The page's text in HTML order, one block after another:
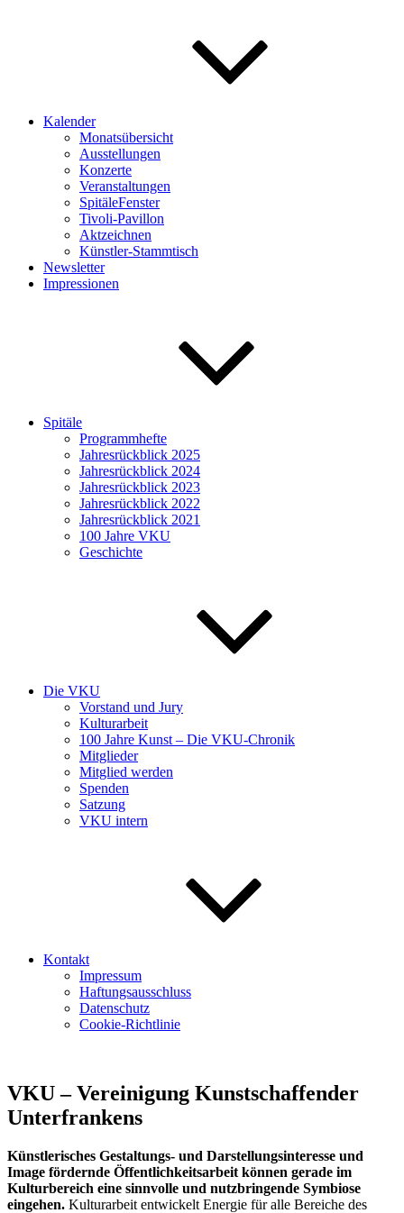
Kalender
Monatsübersicht
Ausstellungen
Konzerte
Veranstaltungen
SpitäleFenster
Tivoli-Pavillon
Aktzeichnen
Künstler-Stammtisch
Newsletter
Impressionen
Spitäle
Programmhefte
Jahresrückblick 2025
Jahresrückblick 2024
Jahresrückblick 2023
Jahresrückblick 2022
Jahresrückblick 2021
100 Jahre VKU
Geschichte
Die VKU
Vorstand und Jury
Kulturarbeit
100 Jahre Kunst – Die VKU-Chronik
Mitglieder
Mitglied werden
Spenden
Satzung
VKU intern
Kontakt
Impressum
Haftungsausschluss
Datenschutz
Cookie-Richtlinie
VKU – Vereinigung Kunstschaffender
Unterfrankens
Künstlerisches Gestaltungs- und Darstellungsinteresse und
Image fördernde Öffentlichkeitsarbeit können gerade im
Kulturbereich eine sinnvolle und nutzbringende Symbiose
eingehen. Kulturarbeit entwickelt Energie für alle Bereiche des